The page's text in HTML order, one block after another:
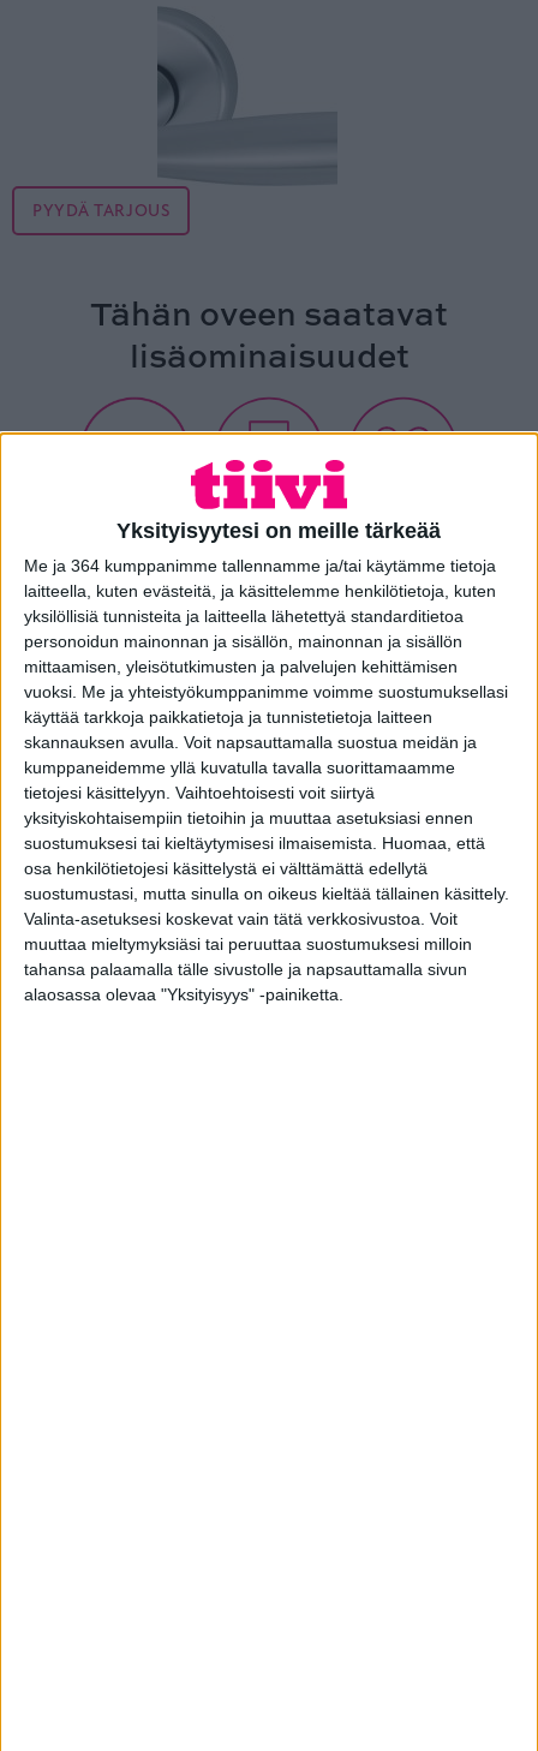
Yksityisyytesi on meille tärkeää
Me ja 364 kumppanimme tallennamme ja/tai käytämme tietoja
laitteella, kuten evästeitä, ja käsittelemme henkilötietoja, kuten
yksilöllisiä tunnisteita ja laitteella lähetettyä standarditietoa
personoidun mainonnan ja sisällön, mainonnan ja sisällön
mittaamisen, yleisötutkimusten ja palvelujen kehittämisen
vuoksi. Me ja yhteistyökumppanimme voimme suostumuksellasi
käyttää tarkkoja paikkatietoja ja tunnistetietoja laitteen
skannauksen avulla. Voit napsauttamalla suostua meidän ja
kumppaneidemme yllä kuvatulla tavalla suorittamaamme
tietojesi käsittelyyn. Vaihtoehtoisesti voit siirtyä
yksityiskohtaisempiin tietoihin ja muuttaa asetuksiasi ennen
suostumuksesi tai kieltäytymisesi ilmaisemista.
Huomaa, että
osa henkilötietojesi käsittelystä ei välttämättä edellytä
suostumustasi, mutta sinulla on oikeus kieltää tällainen käsittely.
Valinta-asetuksesi koskevat vain tätä verkkosivustoa. Voit
muuttaa mieltymyksiäsi tai peruuttaa suostumuksesi milloin
tahansa palaamalla tälle sivustolle ja napsauttamalla sivun
alaosassa olevaa "Yksityisyys" -painiketta.
PYYDÄ TARJOUS
Tähän oveen saatavat
lisäominaisuudet
Piilosarana Ilman ristikkoa
Paksumpi
rakenne